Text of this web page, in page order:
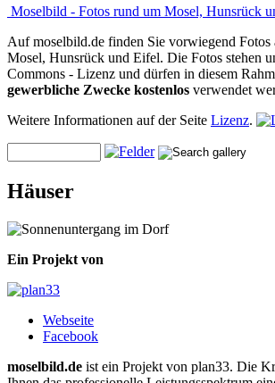
Moselbild - Fotos rund um Mosel, Hunsrück
Auf moselbild.de finden Sie vorwiegend Fotos
Mosel, Hunsrück und Eifel. Die Fotos stehen
Commons - Lizenz und dürfen in diesem
gewerbliche Zwecke kostenlos verwendet
Weitere Informationen auf der Seite Lizenz.
Häuser
Ein Projekt von
Webseite
Facebook
moselbild.de ist ein Projekt von plan33. Die